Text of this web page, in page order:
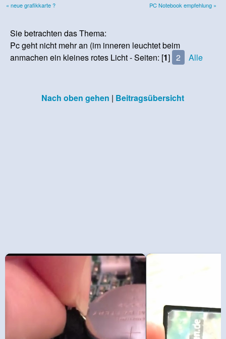
« neue grafikkarte ? PC Notebook empfehlung »
Sie betrachten das Thema:
Pc geht nicht mehr an (im inneren leuchtet beim
anmachen ein kleines rotes Licht - Seiten: [1] 2 Alle
Nach oben gehen | Beitragsübersicht